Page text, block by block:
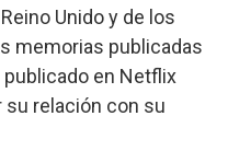
Unido y de los
memorias publicadas
en Netflix
su relación con su